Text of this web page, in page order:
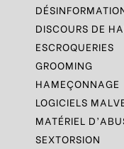
DISCOURS DE
ESCROQUERIES
GROOMING
HAMEÇONNAGE
LOGICIELS
MATÉRIEL
SEXTORSION